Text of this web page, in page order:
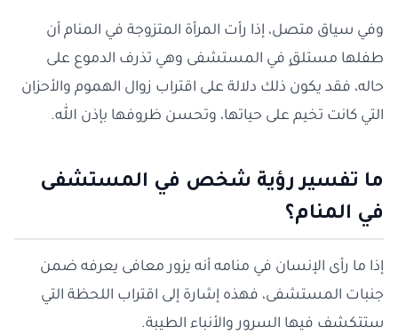
وفي سياق متصل، إذا رأت المرأة المتزوجة في المنام أن
طفلها مستلقٍ في المستشفى وهي تذرف الدموع على
حاله، فقد يكون ذلك دلالة على اقتراب زوال الهموم والأحزان
التي كانت تخيم على حياتها، وتحسن ظروفها بإذن الله.
ما تفسير رؤية شخص في المستشفى
في المنام؟
إذا ما رأى الإنسان في منامه أنه يزور معافى يعرفه ضمن
جنبات المستشفى، فهذه إشارة إلى اقتراب اللحظة التي
ستتكشف فيها السرور والأنباء الطيبة.